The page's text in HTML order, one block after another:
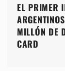
EL PRIMER
MILLÓN DE
CARD